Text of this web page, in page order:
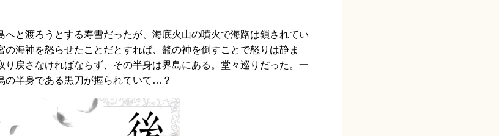
へと渡ろうとする寿雪だったが、海底火山の噴火で海路は鎖されてい
海神を怒らせたことだとすれば、鼇の神を倒すことで怒りは静ま
り戻さなければならず、その半身は界島にある。堂々巡りだった。一
の半身である黒刀が握られていて…？